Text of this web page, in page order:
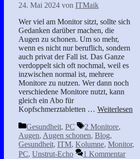
24. Mai 2024 von ITMaik
Wer viel am Monitor sitzt, sollte sich
Gedanken darüber machen, die
Augen zu schonen. Um so mehr,
wenn es nicht nur beruflich, sondern
auch privat der Fall ist. Das Ganze
verdoppelt sich oft nochmal, weil es
inzwischen normal ist, mehrere
Monitore zu nutzen. Wer dann noch
verschiedene Monitore nutzt, kann
gleich ein Abo für
Kopfschmerztabletten … Weiterlesen
Kategorien
Gesundheit, PC Schlagwörter
2 Monitore,
Augen, Augen schonen, Blog,
Gesundheit, ITM, Kolumne, Monitor,
PC, Unstrut-Echo 1 Kommentar